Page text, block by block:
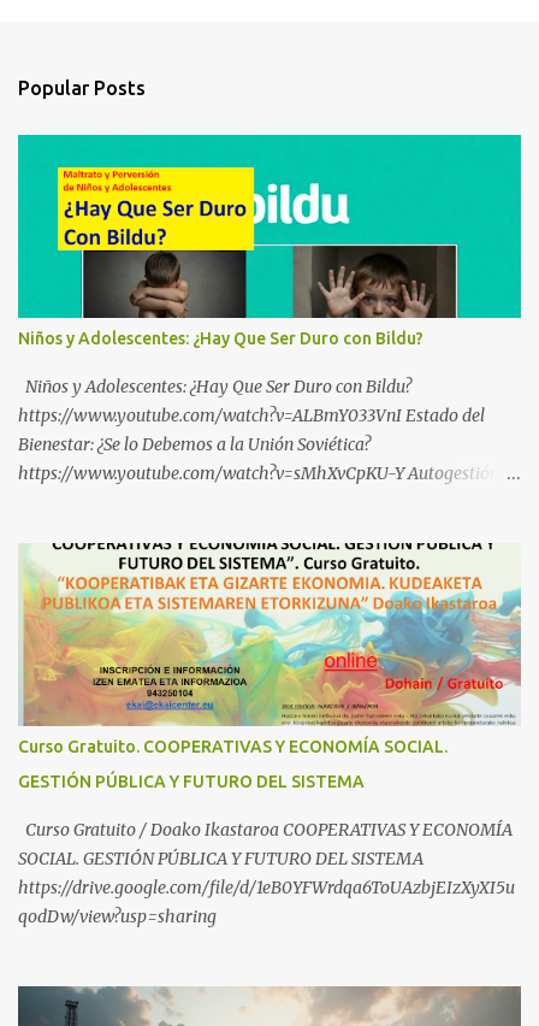
Popular Posts
Niños y Adolescentes: ¿Hay Que Ser Duro con Bildu?
Niños y Adolescentes: ¿Hay Que Ser Duro con Bildu?
https://www.youtube.com/watch?v=ALBmY033VnI Estado del
Bienestar: ¿Se lo Debemos a la Unión Soviética?
https://www.youtube.com/watch?v=sMhXvCpKU-Y Autogestión
Industrial https://www.youtube.com/shorts/dGKjgqEvRHk
¿Conoces los nuevos canales de BABESTU? Si quieres hacer algo, o
compartir ideas, para proteger a los niños y adolescentes vascos
frente a abusos y manipulaciones: BABESTUren kanal berriak
ezagutzen dituzu? Euskal haurrak eta nerabeak abusu eta
manipulazioetatik babesteko zerbait egin nahi baduzu, edo ideiak
partekatu nahi badituzu: Telegram :
https://whatsapp.com/channel/0029VbBW56k0LKZJWzQyoE1T
SÍGUENOS EN YOUTUBE: https://www.youtube.com/@ekaicenter?
sub_confirmation=1
Curso Gratuito. COOPERATIVAS Y ECONOMÍA SOCIAL.
GESTIÓN PÚBLICA Y FUTURO DEL SISTEMA
Curso Gratuito / Doako Ikastaroa COOPERATIVAS Y ECONOMÍA
SOCIAL. GESTIÓN PÚBLICA Y FUTURO DEL SISTEMA
https://drive.google.com/file/d/1eB0YFWrdqa6ToUAzbjEIzXyXI5u
qodDw/view?usp=sharing